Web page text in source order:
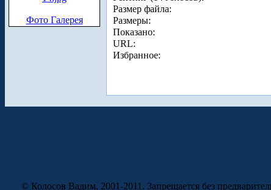
Фото Галерея
Размер файла:
Размеры:
Показано:
URL:
Избранное:
© Колосов Вадим, 2001-2011. Запрещается без